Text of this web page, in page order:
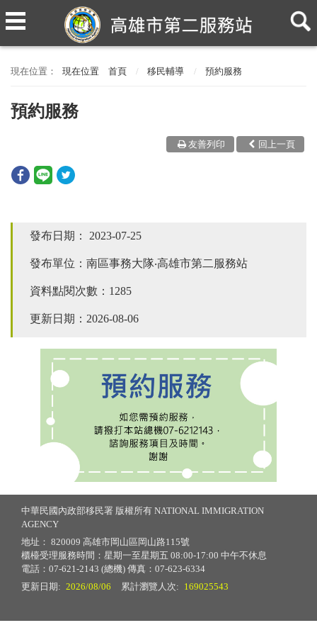
現在位置 首頁 移民輔導 預約服務
預約服務
回上一頁
友善列印
發布日期： 2023-07-25
發布單位：南區事務大隊‧高雄市第二服務站
資料點閱次數：1285
更新日期：2026-08-06
中華民國內政部移民署 版權所有 NATIONAL IMMIGRATION
AGENCY
地址： 820009 高雄市岡山區岡山路115號
櫃檯受理服務時間：星期一至星期五 08:00-17:00 中午不休息
電話：07-621-2143 (總機) 傳真：07-623-6334
更新日期: 2026/08/06 累計瀏覽人次: 169025543